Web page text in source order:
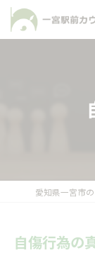
自傷行為の